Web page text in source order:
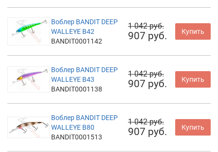
Воблер BANDIT DEEP
WALLEYE B42
BANDIT0001142
1 042 руб.
907 руб. Купить
Воблер BANDIT DEEP
WALLEYE B43
BANDIT0001138
1 042 руб.
907 руб. Купить
Воблер BANDIT DEEP
WALLEYE B80
BANDIT0001513
1 042 руб.
907 руб. Купить